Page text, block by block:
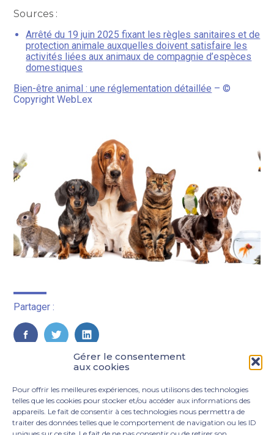
Gérer le consentement
aux cookies
Pour offrir les meilleures expériences, nous utilisons des technologies
telles que les cookies pour stocker et/ou accéder aux informations des
appareils. Le fait de consentir à ces technologies nous permettra de
traiter des données telles que le comportement de navigation ou les ID
Sources :
Arrêté du 19 juin 2025 fixant les règles sanitaires et de
protection animale auxquelles doivent satisfaire les
activités liées aux animaux de compagnie d’espèces
domestiques
Bien-être animal : une réglementation détaillée – ©
Copyright WebLex
Partager :
FaceBook
TwitterLinkedIn